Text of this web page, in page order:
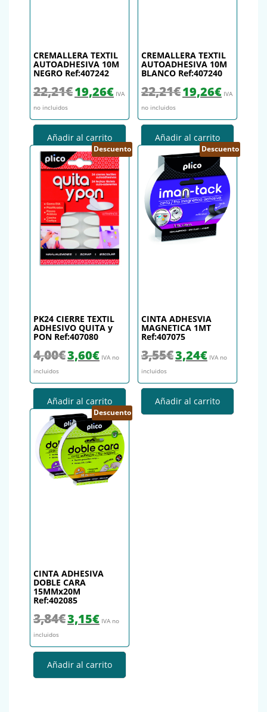
CREMALLERA TEXTIL
AUTOADHESIVA 10M
NEGRO Ref:407242
22,21€ El precio original era: 22,21€.
19,26€El precio actual es: 19,26€.
IVA
no incluidos
Añadir al carrito
CREMALLERA TEXTIL
AUTOADHESIVA 10M
BLANCO Ref:407240
22,21€ El precio original era:
19,26€El precio
IVA
no incluidos
Añadir al carrito
Descuento
PK24 CIERRE TEXTIL
ADHESIVO QUITA y
PON Ref:407080
4,00€ El precio original era: 4,00€.
3,60€El precio actual es: 3,60€.
IVA no
incluidos
Añadir al carrito
Descuento
CINTA ADHESVIA
MAGNETICA 1MT
Ref:407075
3,55€ El precio original era: 3,55€.
3,24€El precio actual
IVA no
incluidos
Añadir al carrito
Descuento
CINTA ADHESIVA
DOBLE CARA
15MMx20M
Ref:402085
3,84€ El precio original era: 3,84€.
3,15€El precio actual es: 3,15€.
IVA no
incluidos
Añadir al carrito